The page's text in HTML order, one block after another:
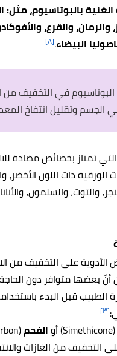
بالبوتاسيوم، مثل:
والرمان، والقرع،
البيضاء.[٨]
في التخفيف من
الجسم وتقليل انتفاخ
تمتاز بخصائص مضادة
الورقية ذات اللون الأخضر،
والتوت، والسلمون،
على التخفيف من
أنّ بعضها متوافر دون
الطبيب قبل البدء
[٣]
(Simethicone) أو الفحم
التخفيف من الغازات